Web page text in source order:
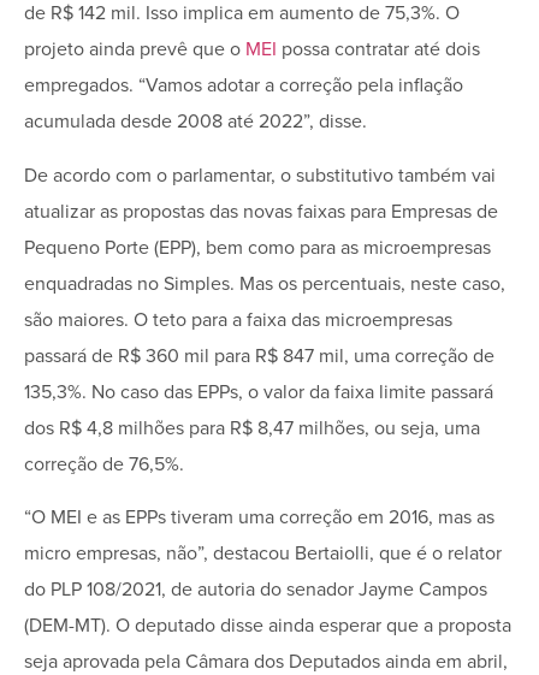
de R$ 142 mil. Isso implica em aumento de 75,3%. O
projeto ainda prevê que o MEI possa contratar até dois
empregados. “Vamos adotar a correção pela inflação
acumulada desde 2008 até 2022”, disse.
De acordo com o parlamentar, o substitutivo também vai
atualizar as propostas das novas faixas para Empresas de
Pequeno Porte (EPP), bem como para as microempresas
enquadradas no Simples. Mas os percentuais, neste caso,
são maiores. O teto para a faixa das microempresas
passará de R$ 360 mil para R$ 847 mil, uma correção de
135,3%. No caso das EPPs, o valor da faixa limite passará
dos R$ 4,8 milhões para R$ 8,47 milhões, ou seja, uma
correção de 76,5%.
“O MEI e as EPPs tiveram uma correção em 2016, mas as
micro empresas, não”, destacou Bertaiolli, que é o relator
do PLP 108/2021, de autoria do senador Jayme Campos
(DEM-MT). O deputado disse ainda esperar que a proposta
seja aprovada pela Câmara dos Deputados ainda em abril,